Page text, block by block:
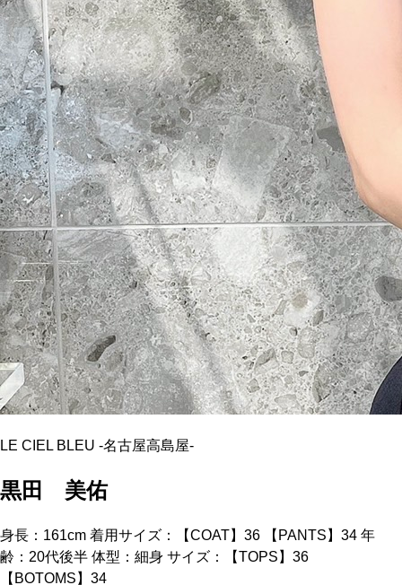
LE CIEL BLEU -名古屋高島屋-
黒田 美佑
身長：161cm 着用サイズ：【COAT】36 【PANTS】34 年
齢：20代後半 体型：細身 サイズ：【TOPS】36
【BOTOMS】34